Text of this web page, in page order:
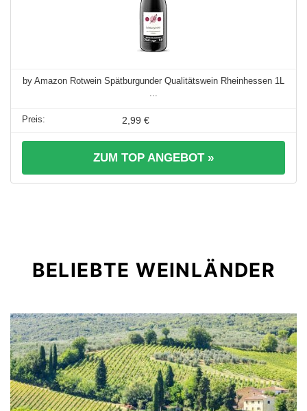
by Amazon Rotwein Spätburgunder Qualitätswein Rheinhessen 1L
2,99 €
ZUM TOP ANGEBOT »
BELIEBTE WEINLÄNDER